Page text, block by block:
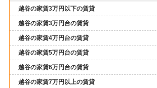
越谷の家賃3万円以下の賃貸
越谷の家賃3万円台の賃貸
越谷の家賃4万円台の賃貸
越谷の家賃5万円台の賃貸
越谷の家賃6万円台の賃貸
越谷の家賃7万円以上の賃貸